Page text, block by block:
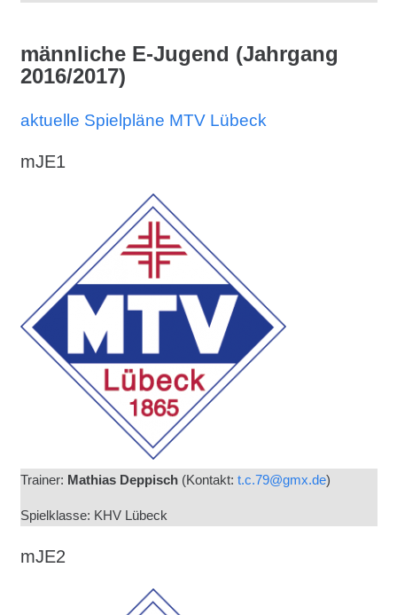
männliche E-Jugend (Jahrgang
2016/2017)
aktuelle Spielpläne MTV Lübeck
mJE1
Trainer: Mathias Deppisch (Kontakt: t.c.79@gmx.de)
Spielklasse: KHV Lübeck
mJE2